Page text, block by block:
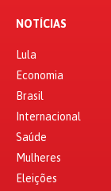
NOTÍCIAS
Lula
Economia
Brasil
Internacional
Saúde
Mulheres
Eleições